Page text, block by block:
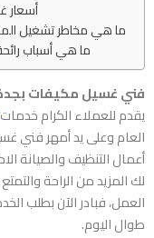
أسعار
ما هي مخاطر تشغيل
ما هي أسباب
فني غسيل مكيفات
يقدم للعملاء الكرام خدمات
العام وعلى يد أمهرفني
أعمال التنظيف والصيانة
لك المزيد من الراحة
طوال اليوم.